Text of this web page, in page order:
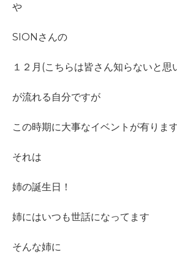
や
SIONさんの
１２月(こちらは皆さん知らないと思
が流れる自分ですが
この時期に大事なイベントが有りま
それは
姉の誕生日！
姉にはいつも世話になってます
そんな姉に